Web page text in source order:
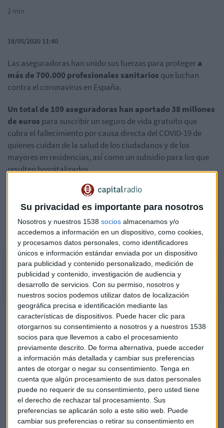
Su privacidad es importante para nosotros
Nosotros y nuestros 1538 socios almacenamos y/o
accedemos a información en un dispositivo, como cookies,
y procesamos datos personales, como identificadores
únicos e información estándar enviada por un dispositivo
para publicidad y contenido personalizado, medición de
publicidad y contenido, investigación de audiencia y
desarrollo de servicios. Con su permiso, nosotros y
nuestros socios podemos utilizar datos de localización
geográfica precisa e identificación mediante las
características de dispositivos. Puede hacer clic para
otorgarnos su consentimiento a nosotros y a nuestros 1538
socios para que llevemos a cabo el procesamiento
previamente descrito. De forma alternativa, puede acceder
a información más detallada y cambiar sus preferencias
antes de otorgar o negar su consentimiento. Tenga en
cuenta que algún procesamiento de sus datos personales
puede no requerir de su consentimiento, pero usted tiene
el derecho de rechazar tal procesamiento. Sus
preferencias se aplicarán solo a este sitio web. Puede
cambiar sus preferencias o retirar su consentimiento en
2 min
18/05/2020 11:40
Las aseguradoras han unido sus fuerzas para protegera
más de 700.000 profesionales sanitarios que luchan
contra el coronavirus en España.
Un total de 109 aseguradoras han aportado 38 millones
de euros para suscribir un seguro de vida gratuito que
cubra el fallecimiento por causa directa del COVID-19 de
quienes cuidan de la salud de los ciudadanos y de los
mayores en residencias, así como un subsidio para los que
resulten hospitalizados.
Pilar González de Frutos, presidenta de UNESPA,
que se inicia el pago de prestaciones por parte del seguro a
los sanitarios afectados por el coronavirus (hospitalización
y/o fallecimiento).
Las aseguradoras unen fuerzas para proteger a los sanitarios
Explica esta iniciativa Pilar González de Frutos, presidenta de UNESPA
No tan deprisa: ¿Qué pasa realmente con la vacuna de
Reino Unido?
Molas (Mesa Turismo): "La cuarentena al turismo, un
despropósito"
Personal sanitario que haya luchado
contra el coronavirus
El seguro suscrito por el sector asegurador da protección a
los profesionales sanitariosque hayan estado